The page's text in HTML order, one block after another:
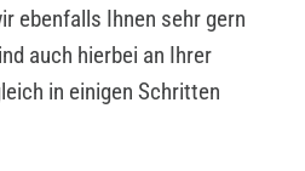
ebenfalls Ihnen sehr gern
auch hierbei an Ihrer
in einigen Schritten